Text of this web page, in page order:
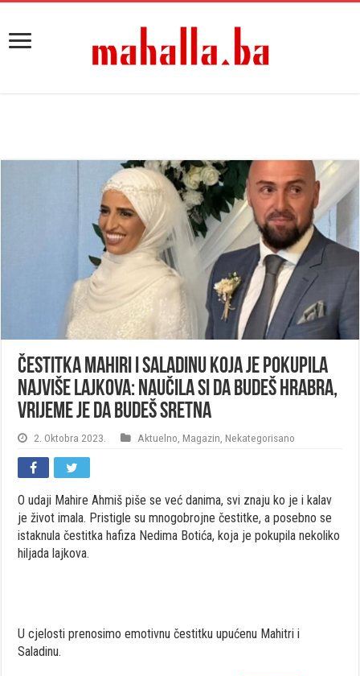
Čestitka Mahiri i Saladinu koja je pokupila
najviše lajkova: Naučila si da budeš hrabra,
vrijeme je da budeš sretna
2. Oktobra 2023. Aktuelno Magazin Nekategorisano
O udaji Mahire Ahmiš piše se već danima, svi znaju ko je i kalav
je život imala. Pristigle su mnogobrojne čestitke, a posebno se
istaknula čestitka hafiza Nedima Botića, koja je pokupila nekoliko
hiljada lajkova.
U cjelosti prenosimo emotivnu čestitku upućenu Mahitri i
Saladinu.